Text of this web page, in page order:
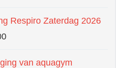
Respiro Zaterdag 2026
van aquagym